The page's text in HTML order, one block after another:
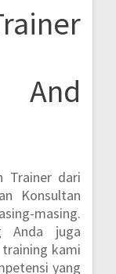
And
Trainer dari
Konsultan
masing.
Anda juga
kami
yang